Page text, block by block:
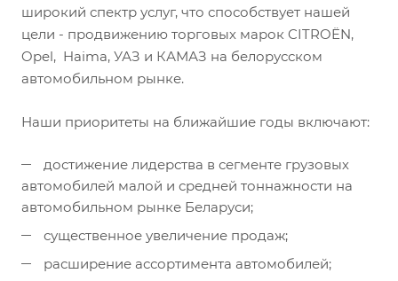
широкий спектр услуг, что способствует нашей
цели - продвижению торговых марок CITROËN,
Opel, Haima, УАЗ и КАМАЗ на белорусском
автомобильном рынке.
Наши приоритеты на ближайшие годы включают:
достижение лидерства в сегменте грузовых
автомобилей малой и средней тоннажности на
автомобильном рынке Беларуси;
существенное увеличение продаж;
расширение ассортимента автомобилей;